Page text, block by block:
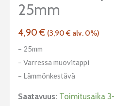
25mm
4,90€ (3,90€ alv. 0%)
– 25mm
– Varressa muovitappi
– Lämmönkestävä
Saatavuus: Toimitusaika